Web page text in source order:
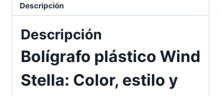
Descripción
Descripción
Bolígrafo plástico Wind
Stella: Color, estilo y